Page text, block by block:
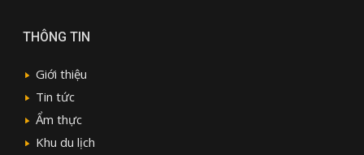
THÔNG TIN
Giới thiệu
Tin tức
Ẩm thực
Khu du lịch